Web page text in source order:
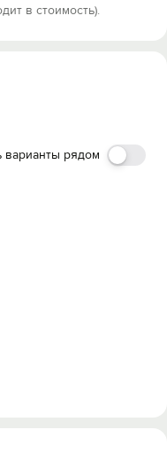
в стоимость).
варианты рядом